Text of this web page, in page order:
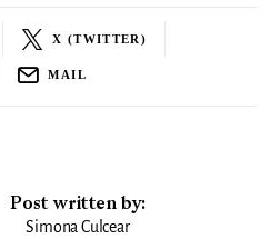
X (TWITTER)
MAIL
Post written by:
Simona Culcear